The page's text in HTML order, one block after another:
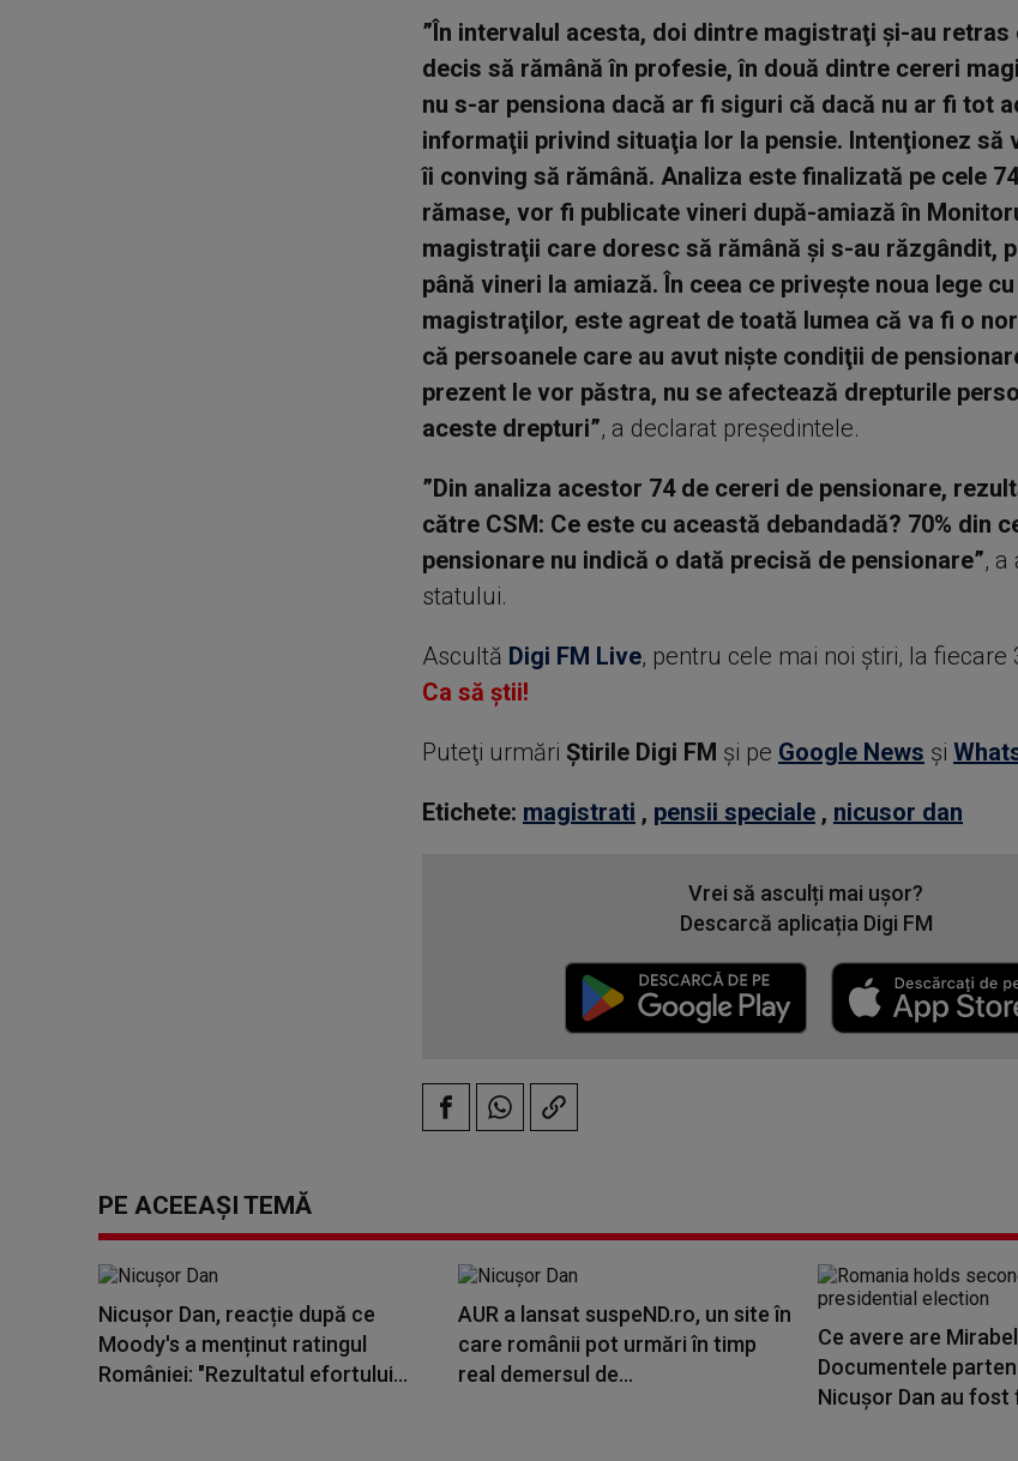
”În intervalul acesta, doi dintre magistraţi şi-au retras
decis să rămână în profesie, în două dintre cereri
nu s-ar pensiona dacă ar fi siguri că dacă nu ar fi tot
informaţii privind situaţia lor la pensie. Intenţionez să
îi conving să rămână. Analiza este finalizată pe cele
rămase, vor fi publicate vineri după-amiază în
magistraţii care doresc să rămână şi s-au răzgândit,
până vineri la amiază. În ceea ce priveşte noua lege
magistraţilor, este agreat de toată lumea că va fi o
că persoanele care au avut nişte condiţii de
prezent le vor păstra, nu se afectează drepturile
aceste drepturi”, a declarat preşedintele.
”Din analiza acestor 74 de cereri de pensionare,
către CSM: Ce este cu această debandadă? 70% din
pensionare nu indică o dată precisă de pensionare”, a
statului.
Ascultă Digi FM Live, pentru cele mai noi știri, la fiecare
Ca să știi!
Puteţi urmări Știrile Digi FM şi pe Google News şi
Etichete: magistrati , pensii speciale, nicusor dan
Vrei să asculți mai ușor?
Descarcă aplicația Digi FM
PE ACEEAȘI TEMĂ
Nicușor Dan, reacție după ce
Moody's a menținut ratingul
României: "Rezultatul efortului...
AUR a lansat suspeND.ro, un site în
care românii pot urmări în timp
real demersul de...
Ce avere are
Documentele
Nicușor Dan au